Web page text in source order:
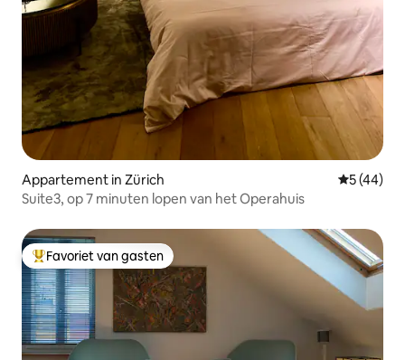
Appartement in Zürich
5 (44)
Suite3, op 7 minuten lopen van het Operahuis
Topfavoriet van gasten
Favoriet van gasten